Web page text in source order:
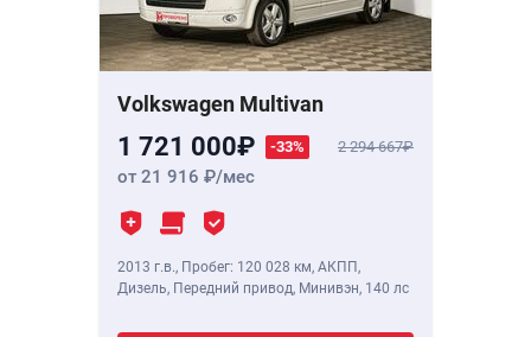
Volkswagen Multivan
1 721 000 -33% 2 294 667
от 21 916 /мес
2013 г.в., Пробег: 120 028 км, АКПП,
Дизель, Передний привод, Минивэн, 140 лс